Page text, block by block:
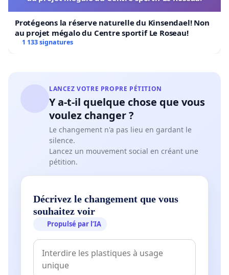
Protégeons la réserve naturelle du Kinsendael! Non
au projet mégalo du Centre sportif Le Roseau!
1 133 signatures
LANCEZ VOTRE PROPRE PÉTITION
Y a-t-il quelque chose que vous
voulez changer ?
Le changement n'a pas lieu en gardant le
silence.
Lancez un mouvement social en créant une
pétition.
Décrivez le changement que vous
souhaitez voir
Propulsé par l’IA